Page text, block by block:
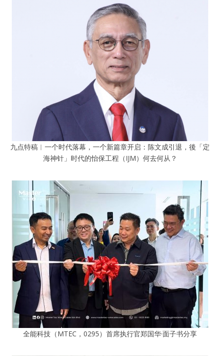
九点特稿︱一个时代落幕，一个新篇章开启：陈文成引退，後「定
海神针」时代的怡保工程（IJM）何去何从？
全能科技（MTEC，0295）首席执行官郑国华·面子书分享